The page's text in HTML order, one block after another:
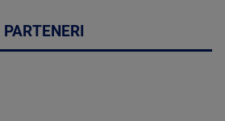
PARTENERI